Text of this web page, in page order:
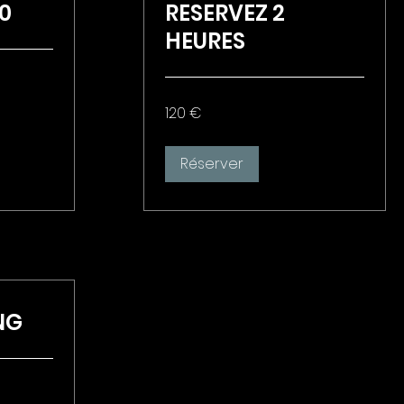
RESERVEZ 2
HEURES
euros
120 €
Réserver